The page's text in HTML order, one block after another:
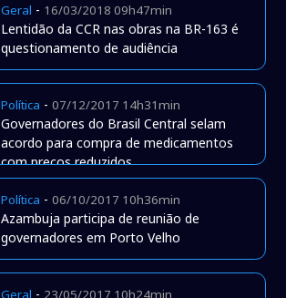
Geral - 16/03/2018 09h47min
Lentidão da CCR nas obras na BR-163 é
questionamento de audiência
Política -07/12/2017 14h31min
Governadores do Brasil Central selam
acordo para compra de medicamentos
com preços reduzidos
Política -06/10/2017 10h36min
Azambuja participa de reunião de
governadores em Porto Velho
-